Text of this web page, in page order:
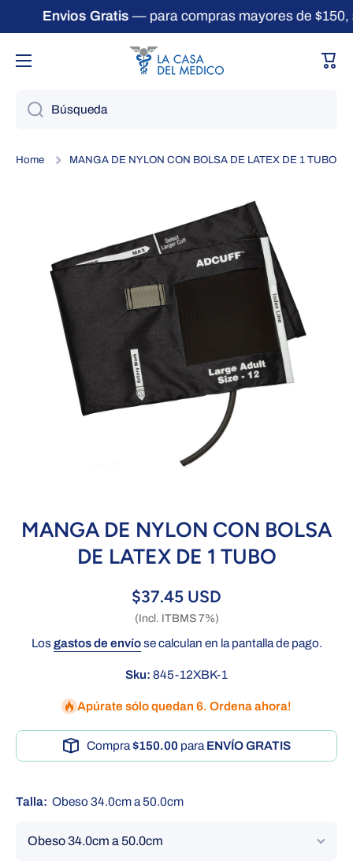
Ir directamente al contenido
Envios Gratis— para compras mayores de $150,
Búsqueda
Home MANGA DE NYLON CON BOLSA DE LATEX DE 1 TUBO
Ir directamente a la información del producto
MANGA DE NYLON CON BOLSA
DE LATEX DE 1 TUBO
$37.45 USD
(Incl. ITBMS 7%)
Losgastos de envíose calculan en la pantalla de pago.
Sku: 845-12XBK-1
Apúrate sólo quedan 6. Ordena ahora!
Compra$150.00 para ENVÍO GRATIS
Talla: Obeso 34.0cm a 50.0cm